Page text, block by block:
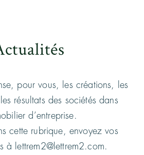
pour vous, les créations, les
résultats des sociétés dans
d’entreprise.
cette rubrique, envoyez vos
à lettrem2@lettrem2.com.